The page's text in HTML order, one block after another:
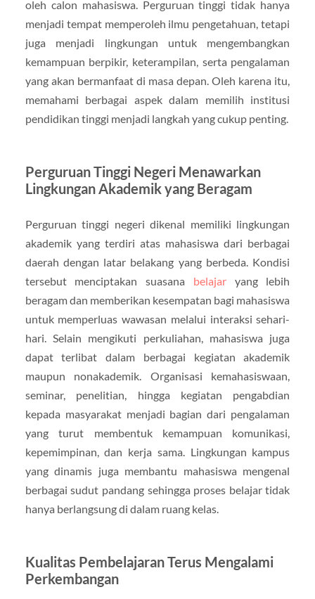
oleh calon mahasiswa. Perguruan tinggi tidak hanya
menjadi tempat memperoleh ilmu pengetahuan, tetapi
juga menjadi lingkungan untuk mengembangkan
kemampuan berpikir, keterampilan, serta pengalaman
yang akan bermanfaat di masa depan. Oleh karena itu,
memahami berbagai aspek dalam memilih institusi
pendidikan tinggi menjadi langkah yang cukup penting.
Perguruan Tinggi Negeri Menawarkan
Lingkungan Akademik yang Beragam
Perguruan tinggi negeri dikenal memiliki lingkungan
akademik yang terdiri atas mahasiswa dari berbagai
daerah dengan latar belakang yang berbeda. Kondisi
tersebut menciptakan suasana belajaryang lebih
beragam dan memberikan kesempatan bagi mahasiswa
untuk memperluas wawasan melalui interaksi sehari-
hari. Selain mengikuti perkuliahan, mahasiswa juga
dapat terlibat dalam berbagai kegiatan akademik
maupun nonakademik. Organisasi kemahasiswaan,
seminar, penelitian, hingga kegiatan pengabdian
kepada masyarakat menjadi bagian dari pengalaman
yang turut membentuk kemampuan komunikasi,
kepemimpinan, dan kerja sama. Lingkungan kampus
yang dinamis juga membantu mahasiswa mengenal
berbagai sudut pandang sehingga proses belajar tidak
hanya berlangsung di dalam ruang kelas.
Kualitas Pembelajaran Terus Mengalami
Perkembangan